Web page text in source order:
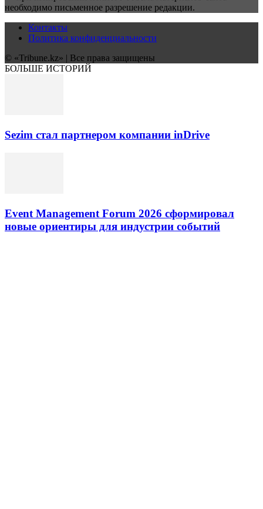
необходимо письменное разрешение редакции.
Контакты
Политика конфиденциальности
© «Tribune.kz» | Все права защищены
БОЛЬШЕ ИСТОРИЙ
Sezim стал партнером компании inDrive
Event Management Forum 2026 сформировал
новые ориентиры для индустрии событий